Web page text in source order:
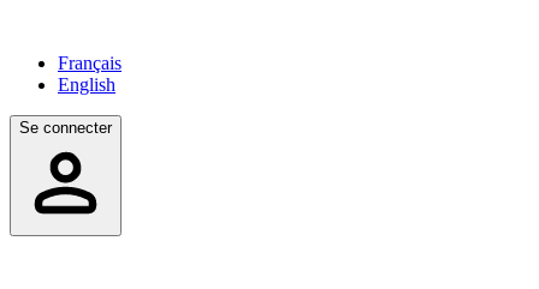
Français
English
Se connecter